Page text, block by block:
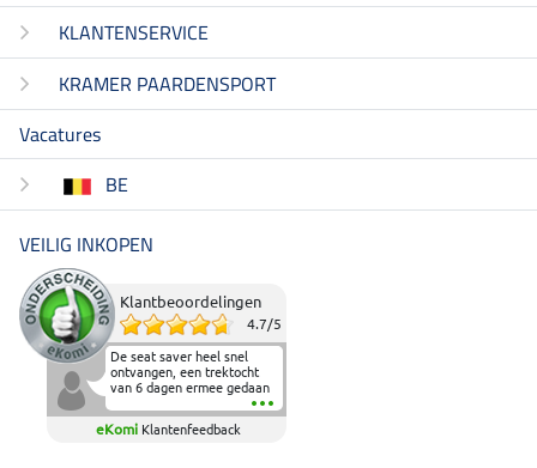
KLANTENSERVICE
KRAMER PAARDENSPORT
Vacatures
BE
VEILIG INKOPEN
Klantbeoordelingen
4.7/5
De seat saver heel snel
ontvangen, een trektocht
van 6 dagen ermee gedaan
en deze heeft de beproeving
fantastisch doorstaan.
Heerlijk zacht om op te
eKomi Klantenfeedback